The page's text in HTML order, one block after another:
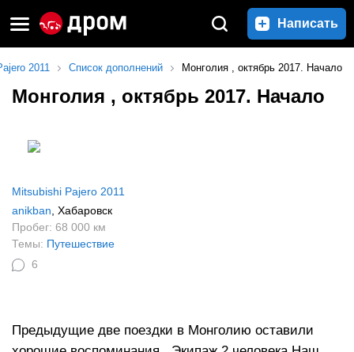
Написать
2011 Список дополнений Монголия , октябрь 2017. Начало
Монголия , октябрь 2017. Начало
Mitsubishi Pajero 2011
anikban , Хабаровск
Пробег: 68 000 км
Темы: Путешествие
6
Предыдущие две поездки в Монголию оставили